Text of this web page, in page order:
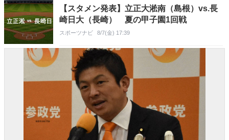
【スタメン発表】立正大淞南（島根）vs.長
崎日大（長崎） 夏の甲子園1回戦
スポーツナビ 8/7(金) 17:39